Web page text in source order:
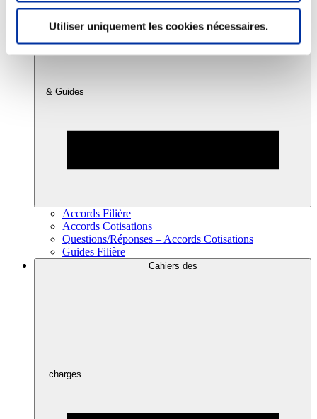
Utiliser uniquement les cookies nécessaires.
& Guides
Accords Filière
Accords Cotisations
Questions/Réponses – Accords Cotisations
Guides Filière
Cahiers des
charges